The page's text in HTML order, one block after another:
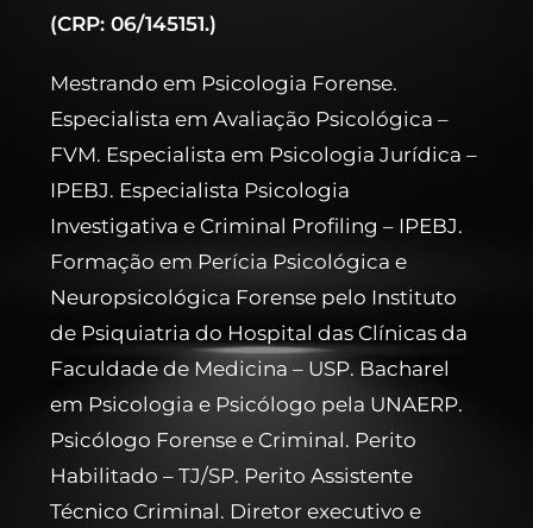
(CRP: 06/145151.)
Mestrando em Psicologia Forense.
Especialista em Avaliação Psicológica –
FVM. Especialista em Psicologia Jurídica –
IPEBJ. Especialista Psicologia
Investigativa e Criminal Profiling – IPEBJ.
Formação em Perícia Psicológica e
Neuropsicológica Forense pelo Instituto
de Psiquiatria do Hospital das Clínicas da
Faculdade de Medicina – USP. Bacharel
em Psicologia e Psicólogo pela UNAERP.
Psicólogo Forense e Criminal. Perito
Habilitado – TJ/SP. Perito Assistente
Técnico Criminal. Diretor executivo e